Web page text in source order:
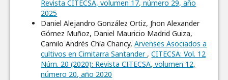
Revista CITECSA, volumen 17, número 29, año
2025
Daniel Alejandro González Ortiz, Jhon Alexander
Gómez Muñoz, Daniel Mauricio Madrid Guiza,
Camilo Andrés Chía Chancy,Arvenses Asociados a
cultivos en Cimitarra Santander ,CITECSA: Vol. 12
Núm. 20 (2020): Revista CITECSA, volumen 12,
número 20, año 2020